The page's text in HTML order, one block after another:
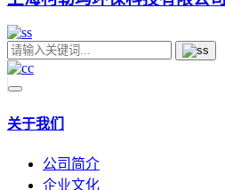
关于我们
公司简介
企业文化